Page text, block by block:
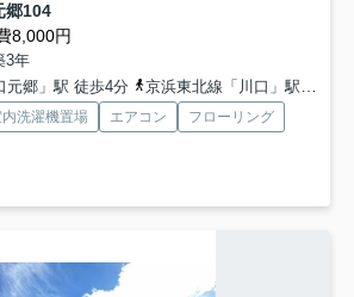
郷104
8,000円
3年
元郷」駅 徒歩4分
京浜東北線「川口」駅 徒歩20分
洗濯機置場 エアコン
フローリング